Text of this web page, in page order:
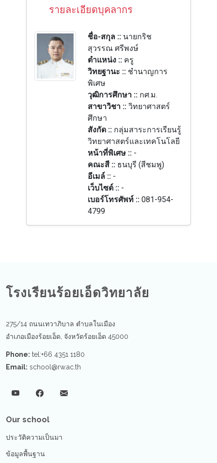
รายละเอียดบุคลากร
ชื่อ-สกุล :: นายกริช
สุวรรณ ศรีพงษ์
ตำแหน่ง :: ครู
วิทยฐานะ :: ชำนาญการ
พิเศษ
วุฒิการศึกษา :: กศ.ม.
สาขาวิชา ::วิทยาศาสตร์
ศึกษา
สังกัด :: กลุ่มสาระการเรียนรู้
วิทยาศาสตร์และเทคโนโลยี
หน้าที่พิเศษ :: -
คณะสี :: ธนบุรี (สีชมพู)
อีเมล์ :: -
เว็บไซต์ :: -
เบอร์โทรศัพท์ ::081-954-
4799
โรงเรียนร้อยเอ็ดวิทยาลัย
275/14 ถนนเทวาภิบาล ตำบลในเมือง
อำเภอเมืองร้อยเอ็ด, จังหวัดร้อยเอ็ด 45000
Phone: tel:+66 4351 1180
Email: school@rw.ac.th
Our school
ประวัติความเป็นมา
ข้อมูลพื้นฐาน